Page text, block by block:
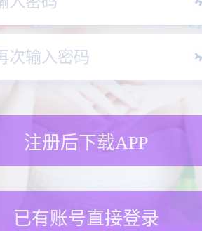
注册后下载APP
已有账号直接登录